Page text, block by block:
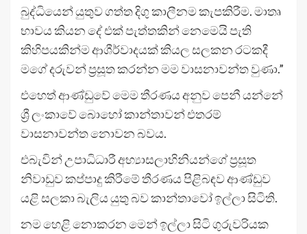
බුද්ධියෙන් යුතුව ගත්ත දිගු කාලීනම කැපකිරීම. මාතෘ
භාවය කියන දේ එක් පැත්තකින් නෙමෙයි පැති
කිහිපයකින්ම ආශීර්වාදයක් කියල සලකන රටකදී
මගේ දරුවන් ප්‍රසූත කරන්න මම වාසනාවන්ත වුණා.”
එහෙත් ආණ්ඩුවේ මෙම තීරණය අනුව පෙනී යන්නේ
ශ්‍රී ලංකාවේ බොහෝ කාන්තාවන් එතරම්
වාසනාවන්ත නොවන බවය.
එබැවින් උපාධිධාරී අභ්‍යාසලාභිනියන්ගේ ප්‍රසූත
නිවාඩුව කප්පාදු කිරීමේ තීරණය පිළිබඳව ආණ්ඩුව
යළි සලකා බැලිය යුතු බව කාන්තාවෝ ඉල්ලා සිටිති.
නම හෙළි නොකරන මෙන් ඉල්ලා සිටි ගුරුවරියක